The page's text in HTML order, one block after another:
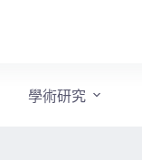
學術研究